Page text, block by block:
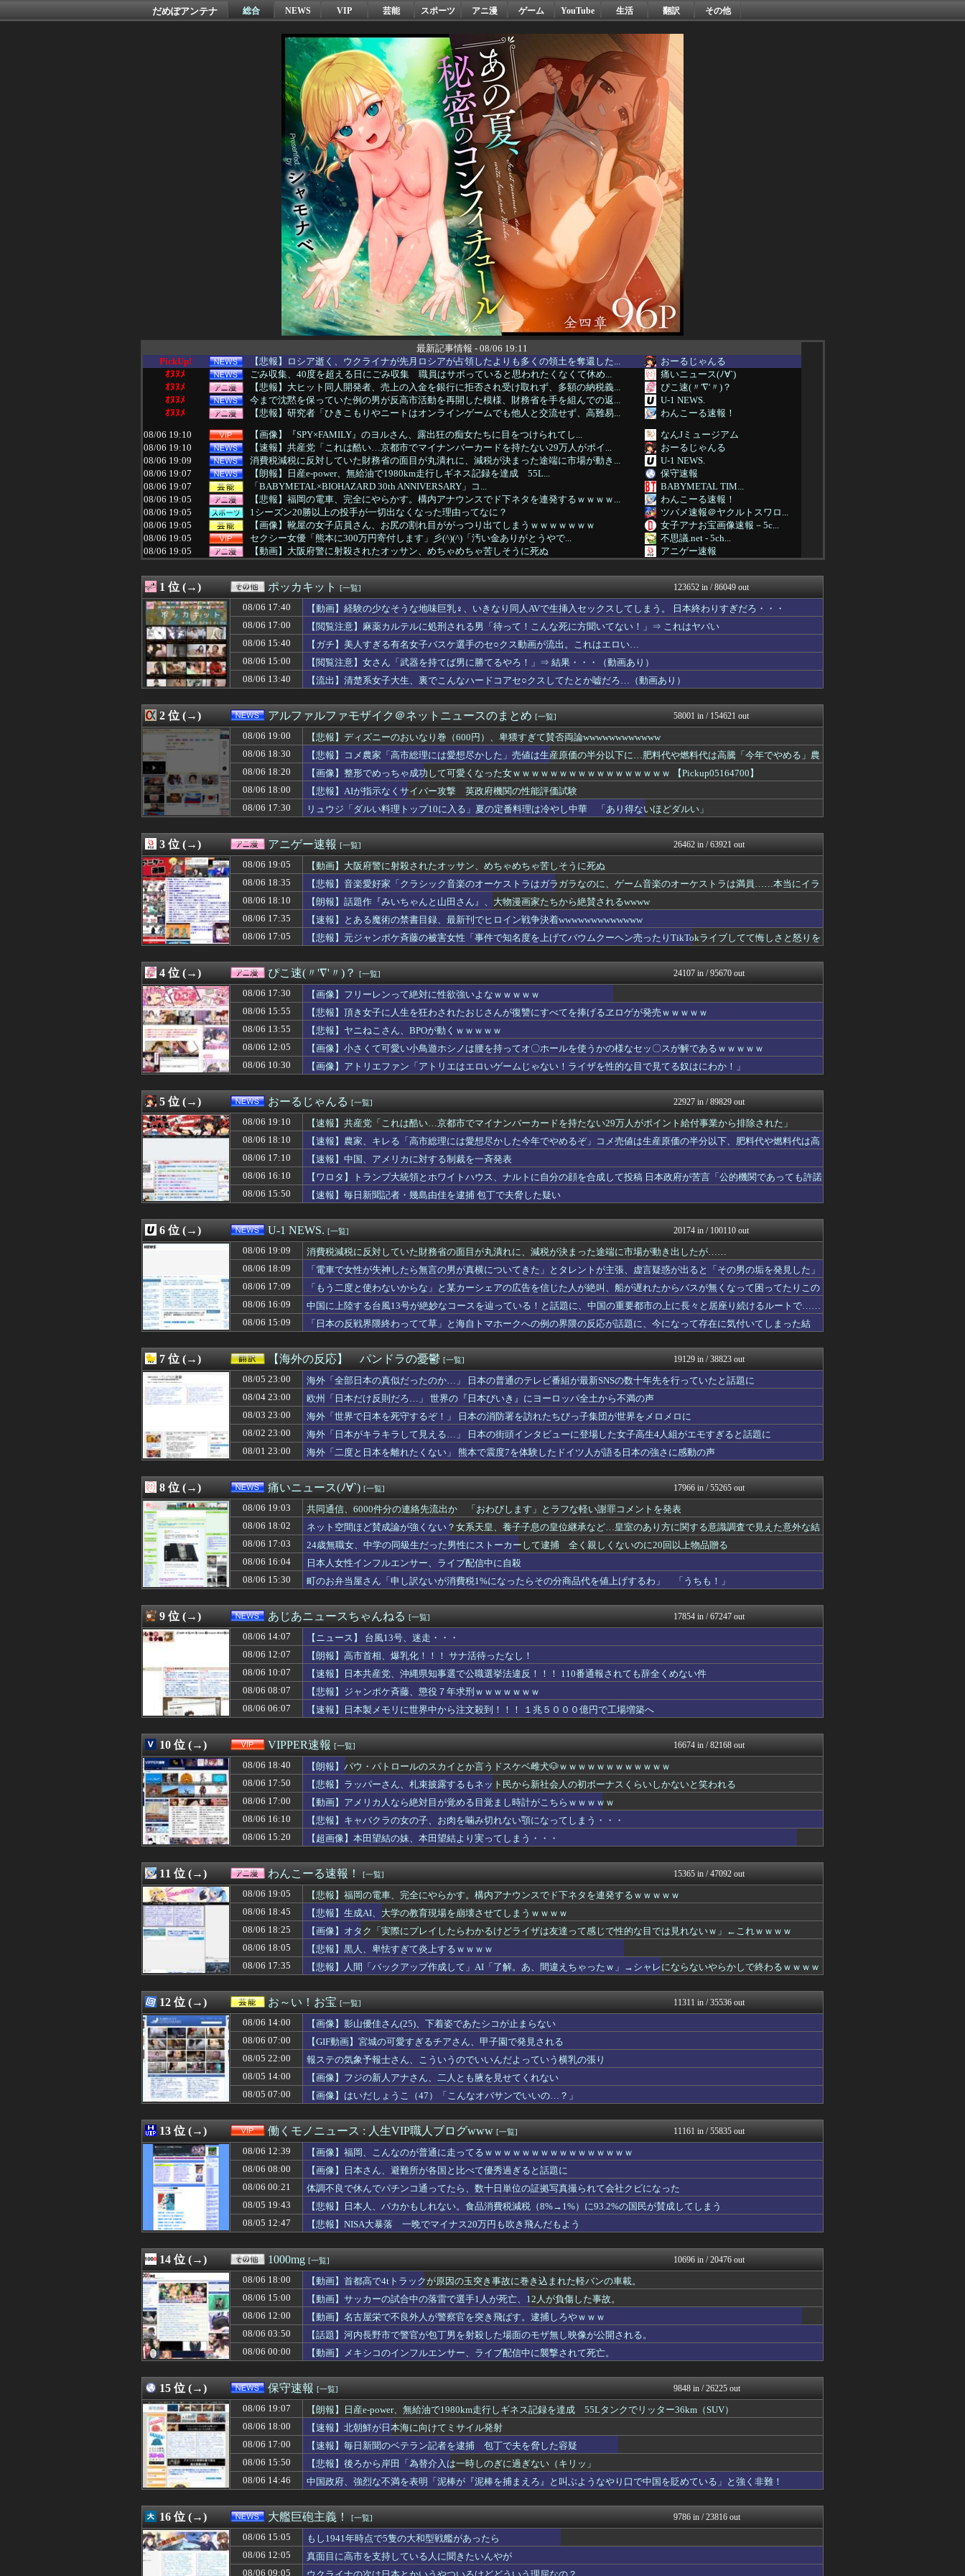
だめぽアンテナ 総合 NEWS VIP 芸能 スポーツ アニ漫 ゲーム YouTube 生活 翻訳 その他
最新記事情報 - 08/06 19:11
PickUp!
【悲報】ロシア逝く、ウクライナが先月ロシアが占領したよりも多くの領土を奪還した...
おーるじゃんる
ｵﾇﾇﾒ
ごみ収集、40度を超える日にごみ収集 職員はサボっていると思われたくなくて休め...
痛いニュース(ﾉ∀`)
ｵﾇﾇﾒ
【悲報】大ヒット同人開発者、売上の入金を銀行に拒否され受け取れず、多額の納税義...
ぴこ速(〃'∇'〃)？
ｵﾇﾇﾒ
今まで沈黙を保っていた例の男が反高市活動を再開した模様、財務省を手を組んでの返...
U-1 NEWS.
ｵﾇﾇﾒ
【悲報】研究者「ひきこもりやニートはオンラインゲームでも他人と交流せず、高難易...
わんこーる速報！
08/06 19:10
【画像】『SPY×FAMILY』のヨルさん、露出狂の痴女たちに目をつけられてし...
なんJミュージアム
08/06 19:10
【速報】共産党「これは酷い…京都市でマイナンバーカードを持たない29万人がポイ...
おーるじゃんる
08/06 19:09
消費税減税に反対していた財務省の面目が丸潰れに、減税が決まった途端に市場が動き...
U-1 NEWS.
08/06 19:07
【朗報】日産e-power、無給油で1980km走行しギネス記録を達成 55L...
保守速報
08/06 19:07
「BABYMETAL×BIOHAZARD 30th ANNIVERSARY」コ...
BABYMETAL TIM...
08/06 19:05
【悲報】福岡の電車、完全にやらかす。構内アナウンスでド下ネタを連発するｗｗｗｗ...
わんこーる速報！
08/06 19:05
1シーズン20勝以上の投手が一切出なくなった理由ってなに？
ツバメ速報＠ヤクルトスワロ...
08/06 19:05
【画像】靴屋の女子店員さん、お尻の割れ目ががっつり出てしまうｗｗｗｗｗｗｗ
女子アナお宝画像速報－5c...
08/06 19:05
セクシー女優「熊本に300万円寄付します」彡(^)(^)「汚い金ありがとうやで...
不思議.net - 5ch...
08/06 19:05
【動画】大阪府警に射殺されたオッサン、めちゃめちゃ苦しそうに死ぬ
アニゲー速報
08/06 19:03
共同通信、6000件分の連絡先流出か 「おわびします」とラフな軽い謝罪コメント...
痛いニュース(ﾉ∀`)
08/06 19:02
【ガンダム イニブ】GACKTの学習内容おかしいよ…
GUNDAM.LOG｜ガン...
08/06 19:01
【速報】『ヤニねこ』攻めすぎてBPOに通報される
凹凸ちゃんねる 発達障害・...
08/06 19:01
Amazonで「GANTZ」が全巻100円
PCパーツまとめ
08/06 19:01
【私はあなたの味方】中学の同級生をストーカー行為か 24歳の女を逮捕 男性の自...
資格ちゃんねる
08/06 19:00
【艦これ】今回ソ連艦てまたユーロの仲間入りしとんのか
08/06 19:00
【ラブライブ！】午後の授業中寝てそうなラブライブキャラ
コンテンツ・声優 | ラブ...
08/06 19:00
短期間ならともかく 長期間賃貸に住むメリットって何？
ほんわかMkⅡ
08/06 19:00
「まっちゃんぐらい稼いでたら最終的には許すかもｗ」って言ったら旦那が突然怒り出...
かぞくちゃんねる
08/06 19:00
大型バイクを新車で買うならカワサキZ900RSとホンダCB1000Fどっち？
バイク速報
08/06 19:00
【画像】8月だから夏に撮った写真あげていく
登山ちゃんねる
08/06 19:00
【謎】みい山田「既に印税1億円入ってます」←こいつがネットの叩き程度にムキにな...
08/06 19:00
『ガンダム』について全く知らないけど、最強のやつはどんなの？
ああ言えばForYou
08/06 19:00
【悲報】ディズニーのおいなり巻（600円）、卑猥すぎて賛否両論wwwwwwww...
アルファルファモザイク＠ネ...
08/06 19:00
ハロプロ恵体ランキングTOP10
VIPワイドガイド
08/06 19:00
リュウジ氏「ダルい料理トップ10に入る」夏の定番料理は冷やし中華 「あり得ない...
明日は何を食べようか
08/06 19:00
米穀商社の木徳神糧4-6月期経常利益、前年同期比97.7％減の0.7億円に減益
みそパンNEWS
08/06 19:00
【実戦報告】Lストリートファイター6の評判まとめ！ヤレる感が微妙！？もう稼働貢...
スロ板-RUSH
08/06 19:00
【衝撃】韓国人「日本人が作った室外機カバー、1年後に気づく」
ニチカン！
08/06 19:00
何でお前ら「妖怪ウォッチ」についてあまり語らないの
カンダタ速報
08/06 18:58
【朗報】次に写真集を出すのは正源司陽子という風潮wwwwwww
08/06 18:58
【悲報】今のアニメ、女に自分の趣味をやらせる系から女に池沼役をやらせる系へ変化
ネギ速
08/06 18:56
antiquaが2026年秋冬アウター先行予約を開始、非売品オリジナルバッグの...
ファ板速報
08/06 18:55
韓国SNS 日本の地震被害、水を支援したのに「韓国産の水は水洗トイレに」[8/...
08/06 18:54
Google、AIへの投資が膨らみ史上初のマイナスキャッシュフローに陥る
ガジェット2ch
08/06 18:53
牧原大成のタイムリーで先制
鷹速@ホークスまとめブログ
08/06 18:52
【衝撃】「Z世代」とんでもない事が判明ｗｗｗｗ「Z世代」がここまで酷すぎる理由...
デジタルニューススレッド
08/06 18:52
海外「絶好球だった」大谷翔平が今永昇太から初めてホームランを打って海外大興奮！...
海外のお前ら 海外の反応
08/06 18:50
車のエアコンは外気取入派？それとも内気循環派？
ゆめ痛 -自動車まとめブロ...
08/06 18:50
【驚愕】中居正広、ネットの「年内死ぬ」報道に苦笑wwwwww
08/06 18:48
【高校野球】1回戦 東筑 1-5 神村学園 11安打5得点で神村学園が初戦突破...
なんじぇいスタジアム＠なん...
08/06 18:48
【朗報】ゲーム史上最も大きな決断を迫られた二択、ガチ決定ｗｗｗ
アニはつ -アニメ発信場-
08/06 18:47
【衝撃】ちいかわの説明をするもド下手くそな私と正論な友人がコチラ・・・・・
08/06 18:46
【悲報】研究者「株式投資にハマる若者はギャンブルにハマる若者と同じ傾向がある」
ネギ速
08/06 18:45
スクエニ、「令和8年熊本地震」への支援として、義援金3000万円の寄付を発表。...
馬鳥速報
08/06 18:45
ハロプロ恵体ランキングTOP10
(*ﾟ∀ﾟ)ゞカガクニュー...
08/06 18:45
【悲報】コレコレ、月収1億円ｗｗｗそりゃ外出るのにボディガードつけるわ…
ゲーム魔人
08/06 18:44
FC東京の開幕戦に日本代表DF長友佑都が来場し挨拶 去就に注目集まる
ドメサカブログ
08/06 18:43
【悲報】サッカー日本代表←所属クラブのネームバリューはワールドクラスです←これ...
【サッカー まとめ】サカラ...
08/06 18:42
ムーキーベッツ 打率.233 OPS.685 12年契約 残り8年
なんじぇいスタジアム＠なん...
【朗報】パウ・パトロールのスカイとか言うドスケベ雌犬🐶ｗｗｗｗｗｗｗｗｗｗｗｗ
VIPPER速報
08/06 18:40
【育児】ゲームを禁止して育てるメリットってある？
08/06 18:40
高ぇよ…〈年金月10万円〉74歳おひとりさま男性の悲鳴。「惣菜すら手が出ない」
スコールちゃんねる｜２ちゃ...
08/06 18:40
冨里奈央ちゃん、罰ゲームのセミをずっと気にしてたｗ【乃木坂46】
坂道情報通～乃木坂46まと...
08/06 18:40
パヨク「アジア人民、中国人民と連帯して戦おー！悪政高市を打倒するぞー！」
08/06 18:37
内田梨瑚受刑者「社会に戻りたいです」
08/06 18:37
【ウマ娘】タキオン、このソース食べても大丈夫なやつ？
ウマ娘うまぴょい速報
08/06 18:35
【悲報】音楽愛好家「クラシック音楽のオーケストラはガラガラなのに、ゲーム音楽の...
アニゲー速報
【画像】容疑者の巨胸の同級生、インタビューされてしまうｗｗｗｗｗｗｗ
不思議.net - 5ch...
08/06 18:35
日本の地震被害に支援したのに…「韓国産の水は水洗トイレに」
まとめたニュース
08/06 18:35
日ハム 対SB 2勝 14敗 ←これｗｗｗｗｗｗｗｗｗｗｗｗｗｗｗｗｗｗｗｗ
なんJ PRIDE
08/06 18:34
【動画】おっぱい女体声優の井口裕香さん、おっぱい女体写真集を撮影。砂浜でセクシ...
筋肉速報
08/06 18:34
河合ゆうすけ「来年8月に行われる埼玉県知事選に立候補致します。現職の大野知事は...
とりのまるやき（保守）
08/06 18:34
中国が対米ドローン規制強化して世界が騒然！←「事実上の禁輸措置か？」（海外の反...
海外さんいらっしゃい 海外...
08/06 18:33
【動画】伊藤百花マクドナルドCM第一話「砂浜」篇公開
いたしん！
08/06 18:33
【興奮】ワイ君(24)、職場の巨乳女と中出しセ◯クスした結果ｗｗｗｗｗｗｗｗｗ...
08/06 18:33
【朗報】秋田市に建設費2兆円の日本最大級AIデータセンター建設へ UAEなどが...
ゴールデンタイムズ
08/06 18:32
【広島対巨人14回戦】広島が1回裏に3点を取り逆転！！！！！！！！！！！！
なんじぇいスタジアム＠なん...
08/06 18:32
元TBSアナ山本里菜が離婚発表「それぞれの道を歩むこととなりました」
ラビット速報
ガルシア、2試合連続の本塁打wwwwwwwwしかも3ランで今季7打点wwww
阪神タイガースちゃんねる
08/06 18:32
任天堂ファンくんはディスク廃止に反対してるけどメリット何もないよねそれ
mutyunのゲーム+αブ...
08/06 18:31
石破、遂にキレる！「日本の財政は世界最悪の状況！この状況で減税をするのは正気の...
おうまがタイムズ
08/06 18:31
韓国人「日本にしか存在しないと言われている文化がこちら・・・」
コリアル
08/06 18:30
SB山本祐大(27) .323 2本 14打点 OPS.878
日刊やきう速報
08/06 18:30
◆プレミア◆上田綺世 ブライトンが獲得へ本格アプローチを開始 ウェルベックの後...
08/06 18:30
【ウマ娘】嫁さんという言葉が似合うウマ娘
ゴルシch.｜ウマ娘まとめ...
08/06 18:30
【悲報】コメ農家「高市総理には愛想尽かした」売値は生産原価の半分以下に…肥料代...
アルファルファモザイク＠ネ...
08/06 18:30
人間様「バックアップとって」→AI「了解～・・・あ、間違えた」→ガチで洒落にな...
オレ的ゲーム速報＠刃
08/06 18:30
【悲報】村上・岡本の一年目コンビ、ひっそりと成績悪化中
MLB NEWS@まとめ
08/06 18:30
【画像】 森山みなみアナ、被災地でも胸のふくらみが目立ってしまう
08/06 18:30
【FEH】温泉超英雄「双界マルス・ルキナ」「魔器ルフレ女」「クロム」「シーダ」...
ルフレch. - ファイア...
08/06 18:30
【デレマス】紗南「アイドルに似合うポケモン？」
プロデューサーさんっ！SS...
08/06 18:30
「出演は1作だけなのに、続編3本分のグッズの取り分まで契約に書かせた」ジャック...
みんな知ってた？【海外の反...
08/06 18:30
【海外の反応】野球を観はじめたばかりなんだが大谷翔平って投手としてはどれくらい...
Red4 海外の反応まとめ
08/06 18:30
【画像】最近のグラドル、IV出さない問題がヤバいwwwwww
【印税1億円】みい山田、ネット叩きに必死な理由が金銭感覚と承認欲求の深淵に迫る
世紀末リーダー伝たけし「作中最強の5人はこいつらだ！」
漫画まとめ速報
08/06 18:28
【FF14】8月7日に「Switch2版でコンテンツ内でデータロードに時間を要...
馬鳥速報
08/06 18:27
【悲報】AVって中出ししまくってるけど
08/06 18:27
【悲報】グラボ、国内価格4割値上げか・・・
ぶる速-VIP
08/06 18:25
【悲報】ヤニねこさん、BPOに「覚醒剤の使用」を疑われるｗｗｗｗｗｗｗｗｗｗ
なんJクエスト
08/06 18:22
韓国人「韓国サッカー協会W杯予選で外国人審判に性接待したことが発覚！」
ハウメニージャパン！
08/06 18:22
エース級の財務官僚が異例転出へ 官邸幹部「協力的でなかったから」
かせまと！
08/06 18:21
【悲報】観光客「やっぱり本場のジンギスカンは美味い！」道民ワイ「ぷっ」
ネギ速
08/06 18:20
【画像】整形でめっちゃ成功して可愛くなった女ｗｗｗｗｗｗｗｗｗｗｗｗｗｗｗｗｗ...
アルファルファモザイク＠ネ...
08/06 18:20
北朝鮮、弾道ミサイル発射 EEZ外に落下
キムチ速報
08/06 18:19
【悲報】楽しんごさん、清水良太郎さんとの“過去の因縁”を明かした落語家に苦言も...
08/06 18:19
【画像】地下アイドルさん、暑すぎてエロ衣装でライブしてしまうｗｗｗ
08/06 18:18
結婚式の二次会で知り合った娘達と乱交した話
easterEgg
08/06 18:18
【衝撃】タクシー運転手、儲かりまくることが判明ｗｗｗｗｗｗｗｗｗｗｗｗｗｗｗｗ...
NEWSぽけまとめーる
08/06 18:17
【疑問】謎の勢力「本当に幸せな人は人を煽らない」←これ
異世界転生まとめ速報
08/06 18:16
DeNA・ピド、１アウトも取れず６失点→１イニング７失点ｗｗｗｗｗｗｗ
なんJ PRIDE
08/06 18:16
阪神・ガルシア、10打数無安打… → ホームランホームランｗｗｗｗ
なんJ（まとめては）いかん...
08/06 18:15
【恨み】清水アキラの息子・清水良太郎さん死去で、柳家小はだが「いじめ」「暴行」...
08/06 18:15
会社のメアドで風俗予約したことがバレて始末書書かされたｗｗｗ
まとめCUP
08/06 18:14
【8/2㈯20時～】トワ様生誕3Dライブ2026開催決定！！！100万人チケッ...
ホロちゃんねる
【広島対巨人14回戦】巨人、初回1アウト一二塁から大城の2点タイムリーツーベー...
【驚愕】『料理アニメ』『グルメアニメ』の凄い事に気付いたｗｗｗｗ『グルメアニメ...
デジタルニューススレッド
08/06 18:13
【謎】長崎から原爆感がしない理由ｗｗｗｗｗｗｗｗｗｗ
なんJクエスト
08/06 18:12
【悲報】茂木敏充外相、『大炎上』してしまう！！！！！！！
NEWSまとめもりー｜2c...
08/06 18:11
【画像】村重杏奈さん(28)のお◯ぱいがコチラwwwwwwwwwwww
mashlife通信
08/06 18:11
【櫻坂46】Buddiesから注意喚起←実は...
08/06 18:10
【DeNA対阪神16回戦】DeNA先発・ビド、初回7失点の大炎上
08/06 18:10
【画像】女性さん被災地に手作りおにぎりを出荷ｗｗｗ
スコールちゃんねる｜２ちゃ...
08/06 18:10
【朗報】話題作『みいちゃんと山田さん』、大物漫画家たちから絶賛されるwwww
アニゲー速報
08/06 18:10
【画像】浜辺美波ちゃんのふっくらお◯ぱいが有識者により発見されるｗｗwｗｗｗｗ
08/06 18:10
【画像】セクシー女優・谷原希美、ナマ乳が最高にヌケるぞ
08/06 18:10
【驚愕】雪下ろしのバイト、命懸けすぎて誰もやらない…その理由がこれｗｗｗｗ
GOSSIP速報
08/06 18:09
【新聞】産経新聞、東北での発行を休止へ
コノユビニュース｜みんなの...
08/06 18:09
「電車で女性が失神したら無言の男が真横についてきた」とタレントが主張、虚言疑惑...
U-1 NEWS.
08/06 18:09
アラフィフで同い年の友人Ａは旦那から突然離婚を突きつけられたらしい
08/06 18:09
【必見】凄いyoutube見つけた：日本中を熱狂させたLiSAの代表曲「紅蓮華...
08/06 18:09
【画像】美人女将が作る海鮮丼、さすがにセクシーすぎるwwwwww
ぶる速-VIP
08/06 18:08
【！】辻元清美さん、高市総理の被災地入りに「プロモーションのような動画を撮らせ...
政経ワロスまとめニュース♪
08/06 18:07
【衝撃】元ジャンポケ斉藤慎二被告の判決を堀江貴文さんが予想「僕は懲役4年求刑で...
なんJクエスト
08/06 18:06
【衝撃】ガチで『意識高い無能』が好きなワードと言えば？
08/06 18:06
大好きなキャラで結婚式のアイテムを手作りした新婦がお色直しでロビーに出た。そこ...
修羅場ライフ速報
08/06 18:06
【画像】ジオン兵「キャノン担いだデブ？近接は無理だろ（笑）」→
ガンダムブログ（情報戦仕様...
08/06 18:06
甲子園で旭日旗タオルが配られるwww
フィルダースチョイス
08/06 18:05
母と一緒の時に、明らかに足に障害がある方が歩いていた。母「なんであんな歩き方な...
子育てちゃんねる
08/06 18:05
【朗報】ファイアーエムブレム、ついにキャラ成長率がゲーム内で見れるようになる
08/06 18:05
美空ひばり「おとうちゃん小林旭がほしい」、山口組三代目組長「よっしゃ」、昭和ヤ...
08/06 18:05
【朗報】一般漫画で絵柄かわいくてヒロインとSEX描写ありの期待の新人到来ｗｗｗ
アニチャット
08/06 18:05
【愕然】マッチングアプリで女にしつこいって言われた結果・・・・・・
今日速2ch
08/06 18:05
【画像】芸人コンビ完熟フレッシュの池田レイラ(21)さん、やらしく実ってしまう...
08/06 18:05
【悲報】黒人、卑怯すぎて炎上するｗｗｗｗ
08/06 18:05
韓国人「日本が韓国文学が完全に定着！ブームを超えて一つのジャンルとして日本人全...
海外トークログ
08/06 18:04
【日向坂46】公式、デリケートな問題に言及 日向坂46まとめもり～
1 位 (→) ポッカキット [一覧] 123652 in / 86049 out
08/06 17:40
【動画】経験の少なそうな地味巨乳♀、いきなり同人AVで生挿入セックスしてしまう。 日本終わりすぎだろ・・・
08/06 17:00
【閲覧注意】麻薬カルテルに処刑される男「待って！こんな死に方聞いてない！」⇒ これはヤバい
08/06 15:40
【ガチ】美人すぎる有名女子バスケ選手のセ○クス動画が流出。これはエロい…
08/06 15:00
【閲覧注意】女さん「武器を持てば男に勝てるやろ！」⇒ 結果・・・（動画あり）
08/06 13:40
【流出】清楚系女子大生、裏でこんなハードコアセ○クスしてたとか嘘だろ…（動画あり）
2 位 (→) アルファルファモザイク＠ネットニュースのまとめ [一覧] 58001 in / 154621 out
08/06 19:00
【悲報】ディズニーのおいなり巻（600円）、卑猥すぎて賛否両論wwwwwwwwwwww
08/06 18:30
【悲報】コメ農家「高市総理には愛想尽かした」売値は生産原価の半分以下に…肥料代や燃料代は高騰「今年でやめる」農
家も
08/06 18:20
【画像】整形でめっちゃ成功して可愛くなった女ｗｗｗｗｗｗｗｗｗｗｗｗｗｗｗｗｗ 【Pickup05164700】
08/06 18:00
【悲報】AIが指示なくサイバー攻撃 英政府機関の性能評価試験
08/06 17:30
リュウジ「ダルい料理トップ10に入る」夏の定番料理は冷やし中華 「あり得ないほどダルい」
3 位 (→) アニゲー速報 [一覧] 26462 in / 63921 out
08/06 19:05
【動画】大阪府警に射殺されたオッサン、めちゃめちゃ苦しそうに死ぬ
08/06 18:35
【悲報】音楽愛好家「クラシック音楽のオーケストラはガラガラなのに、ゲーム音楽のオーケストラは満員……本当にイラ
イラする」
08/06 18:10
【朗報】話題作『みいちゃんと山田さん』、大物漫画家たちから絶賛されるwwww
08/06 17:35
【速報】とある魔術の禁書目録、最新刊でヒロイン戦争決着wwwwwwwwwwwww
08/06 17:05
【悲報】元ジャンポケ斉藤の被害女性「事件で知名度を上げてバウムクーヘン売ったりTikTokライブしてて悔しさと怒りを
4 位 (→) ぴこ速(〃'∇'〃)？ [一覧] 24107 in / 95670 out
08/06 17:30
【画像】フリーレンって絶対に性欲強いよなｗｗｗｗｗ
08/06 15:55
【悲報】頂き女子に人生を狂わされたおじさんが復讐にすべてを捧げるヱロゲが発売ｗｗｗｗｗ
08/06 13:55
【悲報】ヤニねこさん、BPOが動くｗｗｗｗｗ
08/06 12:05
【画像】小さくて可愛い小鳥遊ホシノは腰を持ってオ〇ホールを使うかの様なセッ〇スが解であるｗｗｗｗｗ
08/06 10:30
【画像】アトリエファン「アトリエはエロいゲームじゃない！ライザを性的な目で見てる奴はにわか！」
5 位 (→) おーるじゃんる [一覧] 22927 in / 89829 out
08/06 19:10
【速報】共産党「これは酷い…京都市でマイナンバーカードを持たない29万人がポイント給付事業から排除された」
08/06 18:10
【速報】農家、キレる「高市総理には愛想尽かした今年でやめるぞ」コメ売値は生産原価の半分以下、肥料代や燃料代は高
騰
08/06 17:10
【速報】中国、アメリカに対する制裁を一斉発表
08/06 16:10
【ワロタ】トランプ大統領とホワイトハウス、ナルトに自分の顔を合成して投稿 日本政府が苦言「公的機関であっても許諾
が必要」
08/06 15:50 【速報】毎日新聞記者・幾島由佳を逮捕 包丁で夫脅した疑い
6 位 (→) U-1 NEWS. [一覧] 20174 in / 100110 out
08/06 19:09
消費税減税に反対していた財務省の面目が丸潰れに、減税が決まった途端に市場が動き出したが……
08/06 18:09
「電車で女性が失神したら無言の男が真横についてきた」とタレントが主張、虚言疑惑が出ると「その男の垢を発見した」
と追加主張するも……
08/06 17:09
「もう二度と使わないからな」と某カーシェアの広告を信じた人が絶叫、船が遅れたからバスが無くなって困ってたりこの
看板が…
08/06 16:09
中国に上陸する台風13号が絶妙なコースを辿っている！と話題に、中国の重要都市の上に長々と居座り続けるルートで……
08/06 15:09
「日本の反戦界隈終わってて草」と海自トマホークへの例の界隈の反応が話題に、今になって存在に気付いてしまった結
7 位 (→) 【海外の反応】 パンドラの憂鬱 [一覧] 19129 in / 38823 out
08/05 23:00
海外「全部日本の真似だったのか…」 日本の普通のテレビ番組が最新SNSの数十年先を行っていたと話題に
08/04 23:00
欧州「日本だけ反則だろ…」 世界の『日本びいき』にヨーロッパ全土から不満の声
08/03 23:00
海外「世界で日本を死守するぞ！」 日本の消防署を訪れたちびっ子集団が世界をメロメロに
08/02 23:00
海外「日本がキラキラして見える…」 日本の街頭インタビューに登場した女子高生4人組がエモすぎると話題に
08/01 23:00
海外「二度と日本を離れたくない」 熊本で震度7を体験したドイツ人が語る日本の強さに感動の声
8 位 (→) 痛いニュース(ﾉ∀`) [一覧] 17966 in / 55265 out
08/06 19:03
共同通信、6000件分の連絡先流出か 「おわびします」とラフな軽い謝罪コメントを発表
08/06 18:02
ネット空間ほど賛成論が強くない？女系天皇、養子子息の皇位継承など…皇室のあり方に関する意識調査で見えた意外な結
果とは
08/06 17:03
24歳無職女、中学の同級生だった男性にストーカーして逮捕 全く親しくないのに20回以上物品贈る
08/06 16:04
日本人女性インフルエンサー、ライブ配信中に自殺
08/06 15:30
町のお弁当屋さん「申し訳ないが消費税1%になったらその分商品代を値上げするわ」 「うちも！」
9 位 (→) あじあニュースちゃんねる [一覧] 17854 in / 67247 out
08/06 14:07
【ニュース】 台風13号、迷走・・・
08/06 12:07
【朗報】高市首相、爆乳化！！！ サナ活待ったなし！
08/06 10:07
【速報】日本共産党、沖縄県知事選で公職選挙法違反！！！ 110番通報されても辞全くめない件
08/06 08:07
【悲報】ジャンポケ斉藤、懲役７年求刑ｗｗｗｗｗｗｗ
08/06 06:07
【速報】日本製メモリに世界中から注文殺到！！！ １兆５０００億円で工場増築へ
10 位 (→) VIPPER速報 [一覧] 16674 in / 82168 out
08/06 18:40
【朗報】パウ・パトロールのスカイとか言うドスケベ雌犬🐶ｗｗｗｗｗｗｗｗｗｗｗｗ
08/06 17:50
【悲報】ラッパーさん、札束披露するもネット民から新社会人の初ボーナスくらいしかないと笑われる
08/06 17:00
【動画】アメリカ人なら絶対目が覚める目覚まし時計がこちらｗｗｗｗｗ
08/06 16:10
【悲報】キャバクラの女の子、お肉を噛み切れない顎になってしまう・・・
08/06 15:20
【超画像】本田望結の妹、本田望結より実ってしまう・・・
11 位 (→) わんこーる速報！ [一覧] 15365 in / 47092 out
08/06 19:05
【悲報】福岡の電車、完全にやらかす。構内アナウンスでド下ネタを連発するｗｗｗｗｗ
08/06 18:45
【悲報】生成AI、大学の教育現場を崩壊させてしまうｗｗｗｗ
08/06 18:25
【画像】オタク「実際にプレイしたらわかるけどライザは友達って感じで性的な目では見れないｗ」←これｗｗｗｗ
08/06 18:05
【悲報】黒人、卑怯すぎて炎上するｗｗｗｗ
08/06 17:35
【悲報】人間「バックアップ作成して」AI「了解。あ、間違えちゃったｗ」→シャレにならないやらかしで終わるｗｗｗｗ
12 位 (→) お～い！お宝 [一覧] 11311 in / 35536 out
08/06 14:00
【画像】影山優佳さん(25)、下着姿であたシコが止まらない
08/06 07:00
【GIF動画】宮城の可愛すぎるチアさん、甲子園で発見される
08/05 22:00
報ステの気象予報士さん、こういうのでいいんだよっていう横乳の張り
08/05 14:00
【画像】フジの新人アナさん、二人とも腋を見せてくれない
08/05 07:00
【画像】はいだしょうこ（47）「こんなオバサンでいいの…？」
13 位 (→) 働くモノニュース : 人生VIP職人ブログwww [一覧] 11161 in / 55835 out
08/06 12:39
【画像】福岡、こんなのが普通に走ってるｗｗｗｗｗｗｗｗｗｗｗｗｗｗｗｗ
08/06 08:00
【画像】日本さん、避難所が各国と比べて優秀過ぎると話題に
08/06 00:21
体調不良で休んでパチンコ通ってたら、数十日単位の証拠写真撮られて会社クビになった
08/05 19:43
【悲報】日本人、バカかもしれない。食品消費税減税（8%→1%）に93.2%の国民が賛成してしまう
08/05 12:47
【悲報】NISA大暴落 一晩でマイナス20万円も吹き飛んだもよう
14 位 (→) 1000mg [一覧] 10696 in / 20476 out
08/06 18:00
【動画】首都高で4tトラックが原因の玉突き事故に巻き込まれた軽バンの車載。
08/06 15:00
【動画】サッカーの試合中の落雷で選手1人が死亡、12人が負傷した事故。
08/06 12:00
【動画】名古屋栄で不良外人が警察官を突き飛ばす。逮捕しろやｗｗｗ
08/06 03:50
【話題】河内長野市で警官が包丁男を射殺した場面のモザ無し映像が公開される。
08/06 00:00
【動画】メキシコのインフルエンサー、ライブ配信中に襲撃されて死亡。
15 位 (→) 保守速報 [一覧] 9848 in / 26225 out
08/06 19:07
【朗報】日産e-power、無給油で1980km走行しギネス記録を達成 55Lタンクでリッター36km（SUV）
08/06 18:00
【速報】北朝鮮が日本海に向けてミサイル発射
08/06 17:00
【速報】毎日新聞のベテラン記者を逮捕 包丁で夫を脅した容疑
08/06 15:50
【悲報】後ろから岸田「為替介入は一時しのぎに過ぎない（キリッ」
08/06 14:46
中国政府、強烈な不満を表明「泥棒が『泥棒を捕まえろ』と叫ぶようなやり口で中国を貶めている」と強く非難！
16 位 (→) 大艦巨砲主義！ [一覧] 9786 in / 23816 out
08/06 15:05
もし1941年時点で5隻の大和型戦艦があったら
08/06 12:05
真面目に高市を支持している人に聞きたいんやが
08/06 09:05